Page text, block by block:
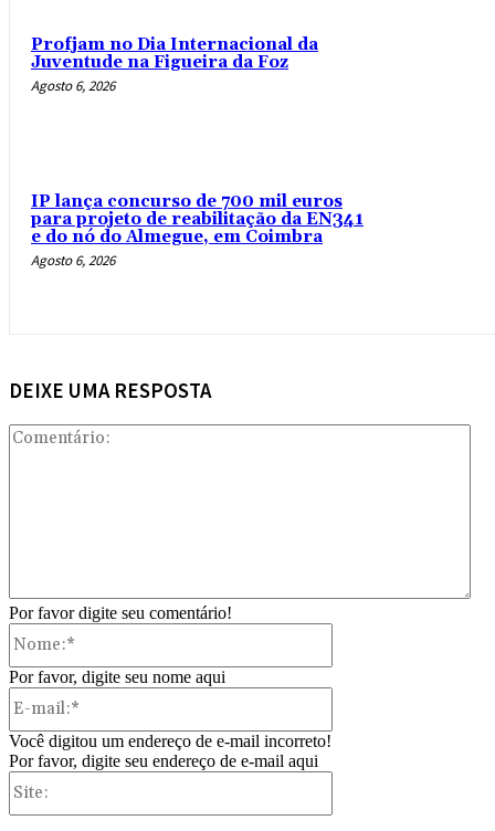
Profjam no Dia Internacional da
Juventude na Figueira da Foz
Agosto 6, 2026
IP lança concurso de 700 mil euros
para projeto de reabilitação da EN341
e do nó do Almegue, em Coimbra
Agosto 6, 2026
DEIXE UMA RESPOSTA
Por favor digite seu comentário!
Por favor, digite seu nome aqui
Você digitou um endereço de e-mail incorreto!
Por favor, digite seu endereço de e-mail aqui